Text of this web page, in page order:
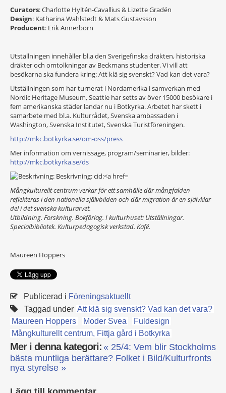
Curators: Charlotte Hyltén-Cavallius & Lizette Gradén
Design: Katharina Wahlstedt & Mats Gustavsson
Producent: Erik Annerborn
Utställningen innehåller bl.a den Sverigefinska dräkten, historiska
dräkter och omtolkningar av Beckmans studenter. Vi vill att
besökarna ska fundera kring: Att klä sig svenskt? Vad kan det vara?
Utställningen som har turnerat i Nordamerika i samverkan med
Nordic Heritage Museum, Seattle har setts av över 15000 besökare i
fem amerikanska städer landar nu i Botkyrka. Arbetet har skett i
samarbete med bl.a. Kulturrådet, Svenska ambassaden i
Washington, Svenska Institutet, Svenska Turistföreningen.
http://mkc.botkyrka.se/om-oss/press
Mer information om vernissage, program/seminarier, bilder:
http://mkc.botkyrka.se/ds
Mångkulturellt centrum verkar för ett samhälle där mångfalden
reflekteras i den nationella självbilden och där migration är en självklar
del i det svenska kulturarvet.
Utbildning. Forskning. Bokförlag. I kulturhuset: Utställningar.
Specialbibliotek. Kulturpedagogisk verkstad. Kafé.
Maureen Hoppers
Publicerad i Föreningsaktuellt
Taggad under Att klä sig svenskt? Vad kan det vara?
Maureen Hoppers
Moder Svea
Fuldesign
Mångkulturellt centrum, Fittja gård i Botkyrka
Mer i denna kategori: « 25/4: Vem blir Stockholms
bästa muntliga berättare? Folket i Bild/Kulturfronts
nya styrelse »